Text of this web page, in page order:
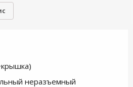
неразъемный